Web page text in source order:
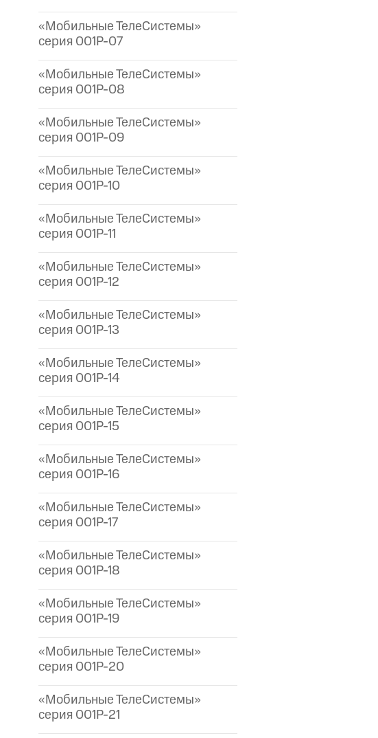
«Мобильные ТелеСистемы»
серия 001P-07
«Мобильные ТелеСистемы»
серия 001P-08
«Мобильные ТелеСистемы»
серия 001P-09
«Мобильные ТелеСистемы»
серия 001P-10
«Мобильные ТелеСистемы»
серия 001P-11
«Мобильные ТелеСистемы»
серия 001P-12
«Мобильные ТелеСистемы»
серия 001P-13
«Мобильные ТелеСистемы»
серия 001P-14
«Мобильные ТелеСистемы»
серия 001P-15
«Мобильные ТелеСистемы»
серия 001P-16
«Мобильные ТелеСистемы»
серия 001P-17
«Мобильные ТелеСистемы»
серия 001P-18
«Мобильные ТелеСистемы»
серия 001P-19
«Мобильные ТелеСистемы»
серия 001P-20
«Мобильные ТелеСистемы»
серия 001P-21